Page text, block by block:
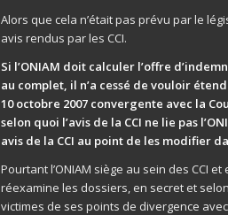
Alors que cela n’était pas prévu par le
avis rendus par les CCI.
Si l’ONIAM doit calculer l’offre
au complet, il n’a cessé de vouloir
10 octobre 2007 convergente avec la
selon quoi l’avis de la CCI ne lie pas
avis de la CCI au point de les modifier
Pourtant l’ONIAM siège au sein des CCI
réexamine les dossiers, en secret et
victimes de ses points de divergence